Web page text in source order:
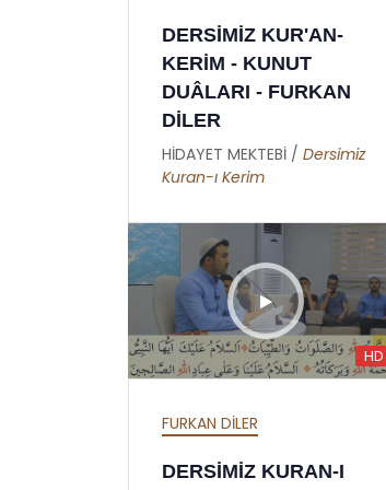
DERSİMİZ KUR'AN-
KERİM - KUNUT
DUÂLARI - FURKAN
DİLER
HİDAYET MEKTEBİ / Dersimiz
Kuran-ı Kerim
HD
FURKAN DİLER
DERSİMİZ KURAN-I
HATİME ( GIYBET
HAKKINDA )
HİDAYET MEKTEBİ /Burhan
Sabaz